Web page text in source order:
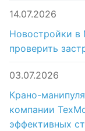
14.07.2026
Новостройки в
проверить
03.07.2026
Крано-
компании
эффективных